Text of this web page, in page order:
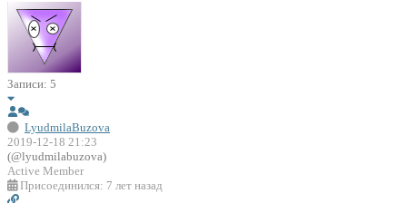
Записи: 5
LyudmilaBuzova
2019-12-18 21:23
(@lyudmilabuzova)
Active Member
Присоединился: 7 лет назад